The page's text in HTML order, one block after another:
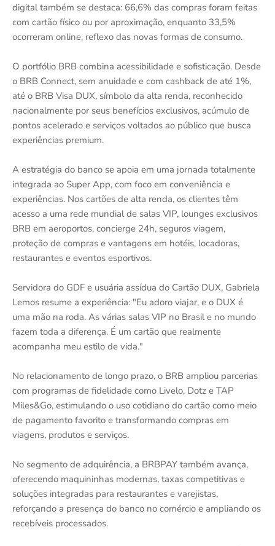
digital também se destaca: 66,6% das compras foram feitas
com cartão físico ou por aproximação, enquanto 33,5%
ocorreram online, reflexo das novas formas de consumo.
O portfólio BRB combina acessibilidade e sofisticação. Desde
o BRB Connect, sem anuidade e com cashback de até 1%,
até o BRB Visa DUX, símbolo da alta renda, reconhecido
nacionalmente por seus benefícios exclusivos, acúmulo de
pontos acelerado e serviços voltados ao público que busca
experiências premium.
A estratégia do banco se apoia em uma jornada totalmente
integrada ao Super App, com foco em conveniência e
experiências. Nos cartões de alta renda, os clientes têm
acesso a uma rede mundial de salas VIP, lounges exclusivos
BRB em aeroportos, concierge 24h, seguros viagem,
proteção de compras e vantagens em hotéis, locadoras,
restaurantes e eventos esportivos.
Servidora do GDF e usuária assídua do Cartão DUX, Gabriela
Lemos resume a experiência: "Eu adoro viajar, e o DUX é
uma mão na roda. As várias salas VIP no Brasil e no mundo
fazem toda a diferença. É um cartão que realmente
acompanha meu estilo de vida."
No relacionamento de longo prazo, o BRB ampliou parcerias
com programas de fidelidade como Livelo, Dotz e TAP
Miles&Go, estimulando o uso cotidiano do cartão como meio
de pagamento favorito e transformando compras em
viagens, produtos e serviços.
No segmento de adquirência, a BRBPAY também avança,
oferecendo maquininhas modernas, taxas competitivas e
soluções integradas para restaurantes e varejistas,
reforçando a presença do banco no comércio e ampliando os
recebíveis processados.